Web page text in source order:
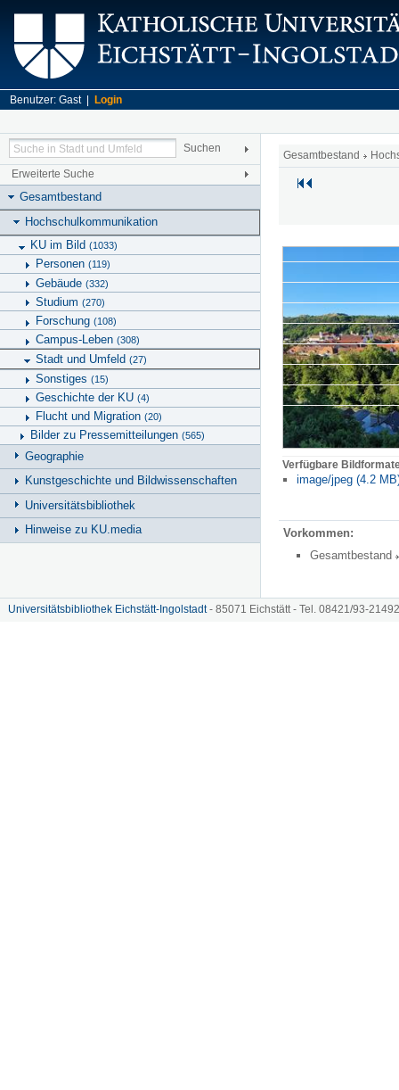
Benutzer: Gast | Login
Erweiterte Suche
Gesamtbestand
Hochschulkommunikation
KU im Bild (1033)
Personen (119)
Gebäude (332)
Studium (270)
Forschung (108)
Campus-Leben (308)
Stadt und Umfeld (27)
Sonstiges (15)
Geschichte der KU (4)
Flucht und Migration (20)
Bilder zu Pressemitteilungen (565)
Geographie
Kunstgeschichte und Bildwissenschaften
Universitätsbibliothek
Hinweise zu KU.media
Gesamtbestand
Verfügbare
image/jpeg (4.2
Vorkommen:
Gesamtbestand
Universitätsbibliothek Eichstätt-Ingolstadt- 85071 Eichstätt - Tel. 08421/93-